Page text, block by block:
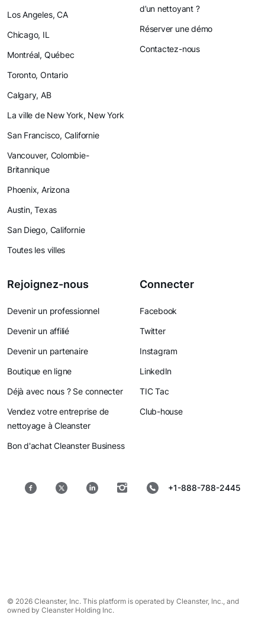
Los Angeles, CA
Chicago, IL
Montréal, Québec
Toronto, Ontario
Calgary, AB
La ville de New York, New York
San Francisco, Californie
Vancouver, Colombie-
Britannique
Phoenix, Arizona
Austin, Texas
San Diego, Californie
Toutes les villes
d’un nettoyant ?
Réserver une démo
Contactez-nous
Rejoignez-nous
Devenir un professionnel
Devenir un affilié
Devenir un partenaire
Boutique en ligne
Déjà avec nous ? Se connecter
Vendez votre entreprise de
nettoyage à Cleanster
Bon d'achat Cleanster Business
Connecter
Facebook
Twitter
Instagram
LinkedIn
TIC Tac
Club-house
+1-888-788-2445
© 2026 Cleanster, Inc. This platform is operated by Cleanster, Inc., and
owned by Cleanster Holding Inc.